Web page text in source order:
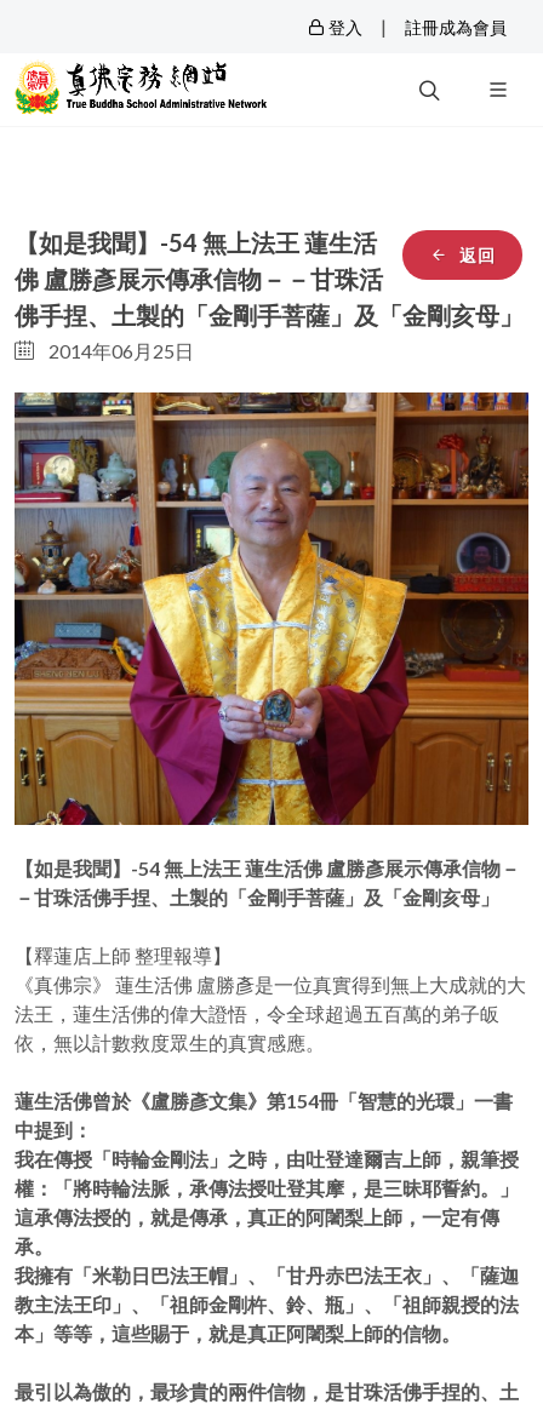
登入 | 註冊成為會員
返回
【如是我聞】-54 無上法王 蓮生活
佛 盧勝彥展示傳承信物－－甘珠活
佛手捏、土製的「金剛手菩薩」及「金剛亥母」
2014年06月25日
【如是我聞】-54 無上法王 蓮生活佛 盧勝彥展示傳承信物－
－甘珠活佛手捏、土製的「金剛手菩薩」及「金剛亥母」
【釋蓮店上師 整理報導】
《真佛宗》 蓮生活佛 盧勝彥是一位真實得到無上大成就的大
法王，蓮生活佛的偉大證悟，令全球超過五百萬的弟子皈
依，無以計數救度眾生的真實感應。
蓮生活佛曾於《盧勝彥文集》第154冊「智慧的光環」一書
中提到：
我在傳授「時輪金剛法」之時，由吐登達爾吉上師，親筆授
權：「將時輪法脈，承傳法授吐登其摩，是三昧耶誓約。」
這承傳法授的，就是傳承，真正的阿闍梨上師，一定有傳
承。
我擁有「米勒日巴法王帽」、「甘丹赤巴法王衣」、「薩迦
教主法王印」、「祖師金剛杵、鈴、瓶」、「祖師親授的法
本」等等，這些賜于，就是真正阿闍梨上師的信物。
最引以為傲的，最珍貴的兩件信物，是甘珠活佛手捏的、土